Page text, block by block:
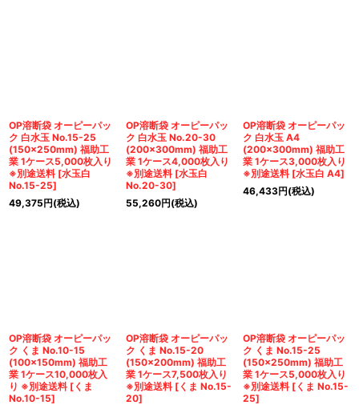
OP溶断袋 オーピーパッ
ク 白水玉 No.15-25
(150×250mm) 福助工
業 1ケース5,000枚入り
※別途送料 [水玉白
No.15-25]
49,375円(税込)
OP溶断袋 オーピーパッ
ク 白水玉 No.20-30
(200×300mm) 福助工
業 1ケース4,000枚入り
※別途送料 [水玉白
No.20-30]
55,260円(税込)
OP溶断袋 オーピーパッ
ク 白水玉 A4
(200×300mm) 福助工
業 1ケース3,000枚入り
※別途送料 [水玉白 A4]
46,433円(税込)
OP溶断袋 オーピーパッ
ク くま No.10-15
(100×150mm) 福助工
業 1ケース10,000枚入
り ※別途送料 [ くま
No.10-15]
OP溶断袋 オーピーパッ
ク くま No.15-20
(150×200mm) 福助工
業 1ケース7,500枚入り
※別途送料 [くま No.15-
20]
OP溶断袋 オーピーパッ
ク くま No.15-25
(150×250mm) 福助工
業 1ケース5,000枚入り
※別途送料 [くま No.15-
25]